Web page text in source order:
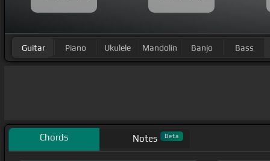
Guitar Piano Ukulele Mandolin Banjo Bass
Chords Notes Beta